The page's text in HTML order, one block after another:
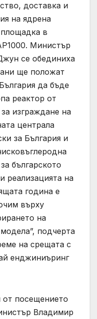
доставка и
на ядрена
в
Министър
се обединиха
ще положат
да бъде
реактор от
изграждане на
централа
за България и
българското
реализацията на
година е
върху
на
подчерта
на срещата с
енджиниъринг
посещението
Владимир